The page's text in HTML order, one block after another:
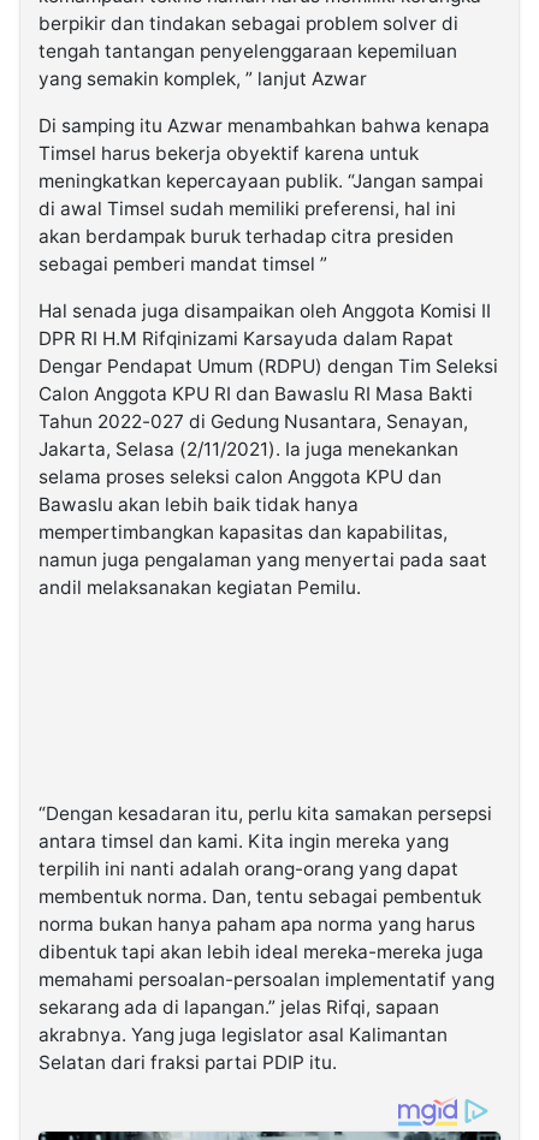
berpikir dan tindakan sebagai problem solver di
tengah tantangan penyelenggaraan kepemiluan
yang semakin komplek, ” lanjut Azwar
Di samping itu Azwar menambahkan bahwa kenapa
Timsel harus bekerja obyektif karena untuk
meningkatkan kepercayaan publik. “Jangan sampai
di awal Timsel sudah memiliki preferensi, hal ini
akan berdampak buruk terhadap citra presiden
sebagai pemberi mandat timsel ”
Hal senada juga disampaikan oleh Anggota Komisi II
DPR RI H.M Rifqinizami Karsayuda dalam Rapat
Dengar Pendapat Umum (RDPU) dengan Tim Seleksi
Calon Anggota KPU RI dan Bawaslu RI Masa Bakti
Tahun 2022-027 di Gedung Nusantara, Senayan,
Jakarta, Selasa (2/11/2021). Ia juga menekankan
selama proses seleksi calon Anggota KPU dan
Bawaslu akan lebih baik tidak hanya
mempertimbangkan kapasitas dan kapabilitas,
namun juga pengalaman yang menyertai pada saat
andil melaksanakan kegiatan Pemilu.
“Dengan kesadaran itu, perlu kita samakan persepsi
antara timsel dan kami. Kita ingin mereka yang
terpilih ini nanti adalah orang-orang yang dapat
membentuk norma. Dan, tentu sebagai pembentuk
norma bukan hanya paham apa norma yang harus
dibentuk tapi akan lebih ideal mereka-mereka juga
memahami persoalan-persoalan implementatif yang
sekarang ada di lapangan.” jelas Rifqi, sapaan
akrabnya. Yang juga legislator asal Kalimantan
Selatan dari fraksi partai PDIP itu.